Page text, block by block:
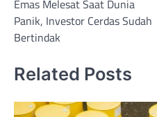
navigation
Emas Melesat Saat Dunia
Panik, Investor Cerdas Sudah
Bertindak
Related Posts